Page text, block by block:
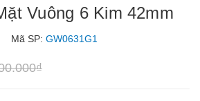
Vuông 6 Kim 42mm
Mã SP: GW0631G1